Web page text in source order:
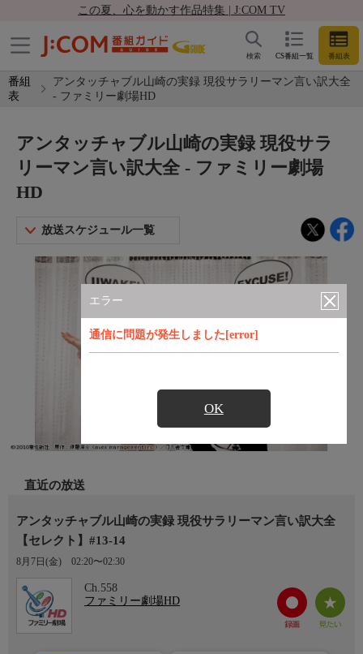
この夏、心を動かす作品特集 | J:COM TV
CS番組一覧 番組表
検索
番組
表
アンタッチャブル山崎の実録 現役サラリーマン言い訳大全
- ファミリー劇場HD
エラー
通信に問題が発生しました[error]
OK
アンタッチャブル山崎の実録 現役サラ
リーマン言い訳大全 - ファミリー劇場
HD
放送スケジュール一覧
直近の放送
アンタッチャブル山崎の実録 現役サラリーマン言い訳大全
【セレクト】#13-14
8月7日(金) 02:20〜02:30
Ch.558
ファミリー劇場HD